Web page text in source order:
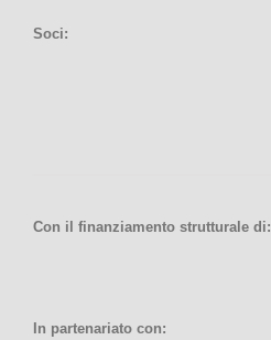
Soci:
Con il finanziamento strutturale di:
In partenariato con: